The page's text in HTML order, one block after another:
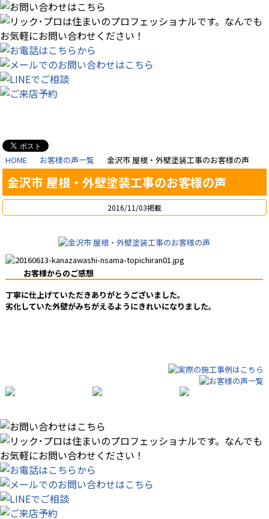
HOME お客様の声一覧 金沢市 屋根・外壁塗装工事のお客様の声
金沢市 屋根・外壁塗装工事のお客様の声
2016/11/03掲載
お客様からのご感想
丁寧に仕上げていただきありがとうございました。
劣化していた外壁がみちがえるようにきれいになりました。